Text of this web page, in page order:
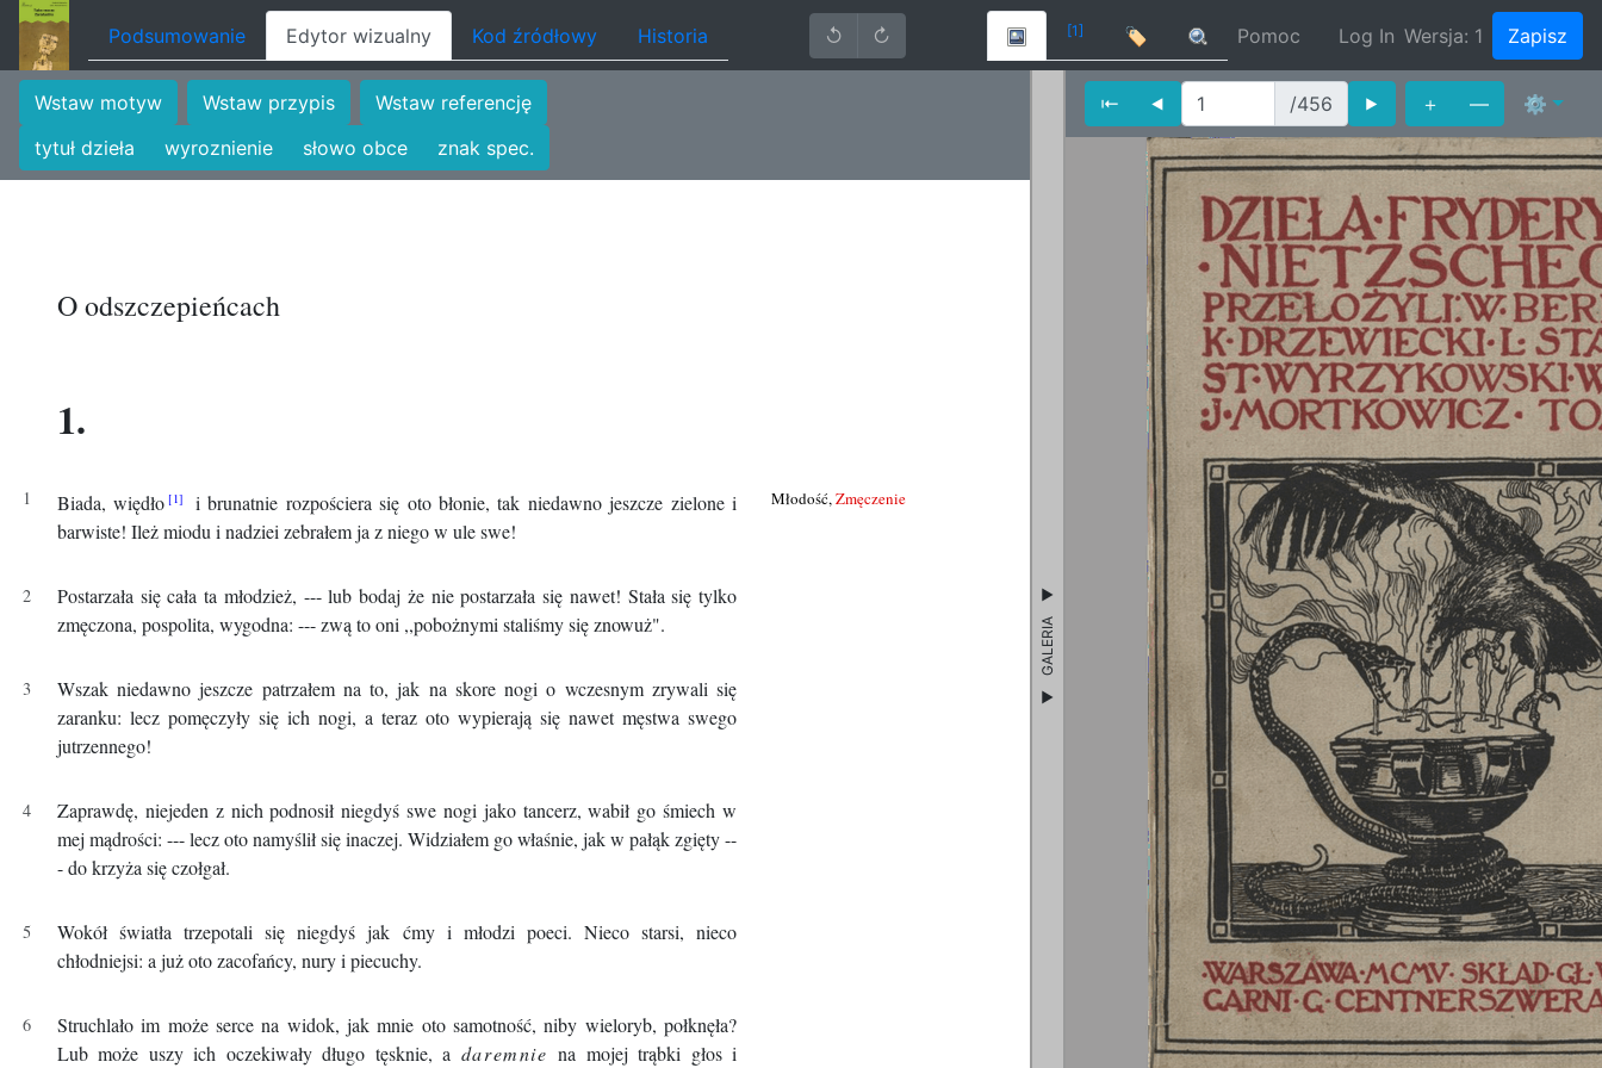
Podsumowanie Edytor wizualny Kod źródłowy Historia ↺ ↻ [1] 🏷 Pomoc Log In Wersja: 1 Zapisz
Wstaw motyw Wstaw przypis
Wstaw referencję
tytuł dzieła
wyroznienie słowo obce znak spec.
O odszczepieńcach
1.
Młodość,Zmęczenie
Biada, więdło
i brunatnie rozpościera się oto błonie, tak niedawno jeszcze zielone i
barwiste! Ileż miodu i nadziei zebrałem ja z niego w ule swe!
Postarzała się cała ta młodzież, --- lub bodaj że nie postarzała się nawet! Stała się tylko
zmęczona, pospolita, wygodna: --- zwą to oni ,,pobożnymi staliśmy się znowuż".
Wszak niedawno jeszcze patrzałem na to, jak na skore nogi o wczesnym zrywali się
zaranku: lecz pomęczyły się ich nogi, a teraz oto wypierają się nawet męstwa swego
jutrzennego!
Zaprawdę, niejeden z nich podnosił niegdyś swe nogi jako tancerz, wabił go śmiech w
mej mądrości: --- lecz oto namyślił się inaczej. Widziałem go właśnie, jak w pałąk zgięty --
- do krzyża się czołgał.
Wokół światła trzepotali się niegdyś jak ćmy i młodzi poeci. Nieco starsi, nieco
chłodniejsi: a już oto zacofańcy, nury i piecuchy.
Struchlało im może serce na widok, jak mnie oto samotność, niby wieloryb, połknęła?
Lub może uszy ich oczekiwały długo tęsknie, a daremnie na mojej trąbki głos i
GALERIA
⇤ ⯇ /456 ⯈ ＋ — ⚙